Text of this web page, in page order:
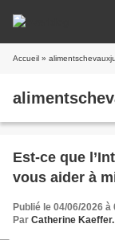
Accueil »
Est-ce que
vous aider à
Publié le 04/06/2026 à
Par Catherine